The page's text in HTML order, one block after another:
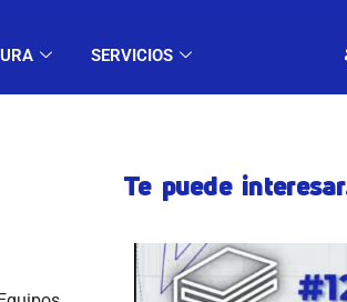
SERVICIOS
EDUCACIÓN Y CULTURA
Te puede